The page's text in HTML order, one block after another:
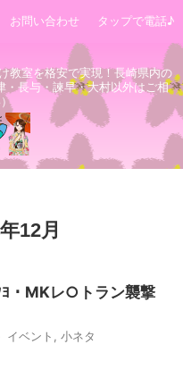
お問い合わせ タップで電話♪
教室を格安で実現！長崎県内の
・長与・諫早・大村以外はご相
12月
ﾖ・MKレ○トラン襲撃
イベント 小ネタ